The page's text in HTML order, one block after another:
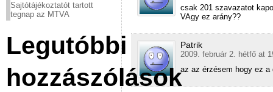
Sajtótájékoztatót tartott
tegnap az MTVA
Legutóbbi
hozzászólások
csak 201 szavazatot
VAgy ez arány??
Patrik
2009. február 2. hétfő at
az az érzésem hogy ez